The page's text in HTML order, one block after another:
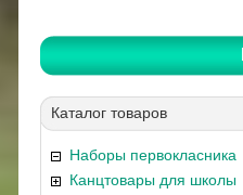
Каталог товаров
Наборы первокласника
Канцтовары для школы